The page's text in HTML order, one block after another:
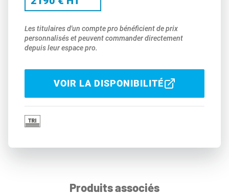
Les titulaires d'un compte pro bénéficient de prix
personnalisés et peuvent commander directement
depuis leur espace pro.
VOIR LA DISPONIBILITÉ
Produits associés